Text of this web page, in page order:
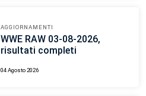
AGGIORNAMENTI
WWE RAW 03-08-2026,
risultati completi
04 Agosto 2026